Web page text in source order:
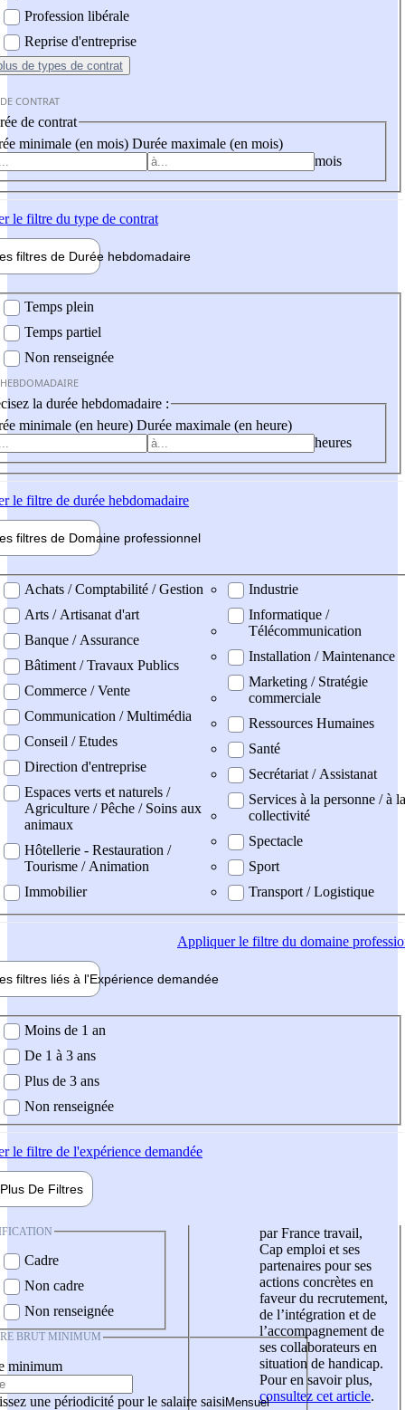
Profession libérale
Reprise d'entreprise
de types de contrat
CONTRAT
de contrat
minimale (en mois) Durée maximale (en mois)
mois
le filtre du type de contrat
filtres de Durée hebdomadaire
Temps plein
Temps partiel
Non renseignée
la durée hebdomadaire :
minimale (en heure) Durée maximale (en heure)
heures
le filtre de durée hebdomadaire
filtres de Domaine professionnel
professionel
Achats / Comptabilité / Gestion
Arts / Artisanat d'art
Banque / Assurance
Bâtiment / Travaux Publics
Commerce / Vente
Communication / Multimédia
Conseil / Etudes
Direction d'entreprise
Espaces verts et naturels /
Agriculture / Pêche / Soins aux
animaux
Hôtellerie - Restauration /
Tourisme / Animation
Immobilier
Industrie
Informatique /
Télécommunication
Installation / Maintenance
Marketing / Stratégie
commerciale
Ressources Humaines
Santé
Secrétariat / Assistanat
Services à la personne / à la
collectivité
Spectacle
Sport
Transport / Logistique
Appliquerle filtre du domaine
filtres liés à l'Expérience demandée
demandée
Moins de 1 an
De 1 à 3 ans
Plus de 3 ans
Non renseignée
le filtre de l'expérience demandée
Plus De Filtres
Cadre
Non cadre
Non renseignée
BRUT MINIMUM
minimum
une périodicité pour le salaire saisi
par France travail,
Cap emploi et ses
partenaires pour ses
actions concrètes en
faveur du recrutement,
de l’intégration et de
l’accompagnement de
ses collaborateurs en
situation de handicap.
Pour en savoir plus,
consultez cet article.